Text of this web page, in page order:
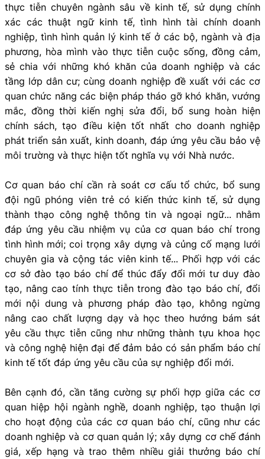
thực tiễn chuyên ngành sâu về kinh tế, sử dụng chính
xác các thuật ngữ kinh tế, tình hình tài chính doanh
nghiệp, tình hình quản lý kinh tế ở các bộ, ngành và địa
phương, hòa mình vào thực tiễn cuộc sống, đồng cảm,
sẻ chia với những khó khăn của doanh nghiệp và các
tầng lớp dân cư; cùng doanh nghiệp đề xuất với các cơ
quan chức năng các biện pháp tháo gỡ khó khăn, vướng
mắc, đồng thời kiến nghị sửa đổi, bổ sung hoàn hiện
chính sách, tạo điều kiện tốt nhất cho doanh nghiệp
phát triển sản xuất, kinh doanh, đáp ứng yêu cầu bảo vệ
môi trường và thực hiện tốt nghĩa vụ với Nhà nước.
Cơ quan báo chí cần rà soát cơ cấu tổ chức, bổ sung
đội ngũ phóng viên trẻ có kiến thức kinh tế, sử dụng
thành thạo công nghệ thông tin và ngoại ngữ... nhằm
đáp ứng yêu cầu nhiệm vụ của cơ quan báo chí trong
tình hình mới; coi trọng xây dựng và củng cố mạng lưới
chuyên gia và cộng tác viên kinh tế... Phối hợp với các
cơ sở đào tạo báo chí để thúc đẩy đổi mới tư duy đào
tạo, nâng cao tính thực tiễn trong đào tạo báo chí, đổi
mới nội dung và phương pháp đào tạo, không ngừng
nâng cao chất lượng dạy và học theo hướng bám sát
yêu cầu thực tiễn cũng như những thành tựu khoa học
và công nghệ hiện đại để đảm bảo có sản phẩm báo chí
kinh tế tốt đáp ứng yêu cầu của sự nghiệp đổi mới.
Bên cạnh đó, cần tăng cường sự phối hợp giữa các cơ
quan hiệp hội ngành nghề, doanh nghiệp, tạo thuận lợi
cho hoạt động của các cơ quan báo chí, cũng như các
doanh nghiệp và cơ quan quản lý; xây dựng cơ chế đánh
giá, xếp hạng và trao thêm nhiều giải thưởng báo chí